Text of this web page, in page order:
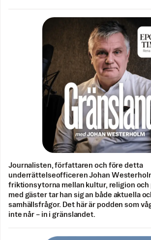
Journalisten, författaren och före detta
underrättelseofficeren Johan
friktionsytorna mellan kultur, religion och
med gäster tar han sig an både aktuella
samhällsfrågor. Det här är podden som
inte når – in i gränslandet.